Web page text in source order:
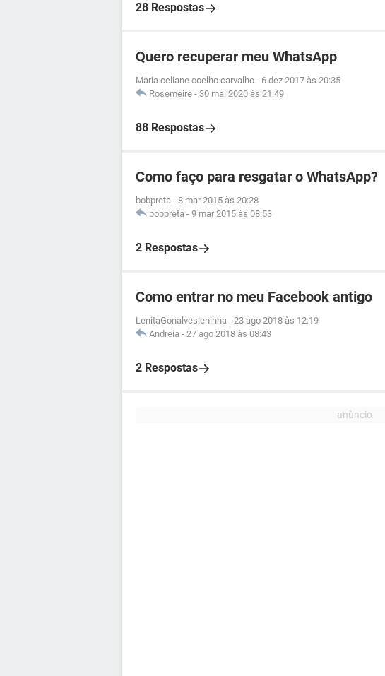
28 Respostas
Quero recuperar meu WhatsApp
Maria celiane coelho carvalho - 6 dez 2017 às 20:35
Rosemeire - 30 mai 2020 às 21:49
88 Respostas
Como faço para resgatar o WhatsApp?
bobpreta - 8 mar 2015 às 20:28
bobpreta - 9 mar 2015 às 08:53
2 Respostas
Como entrar no meu Facebook antigo
LenitaGonalvesleninha - 23 ago 2018 às 12:19
Andreia - 27 ago 2018 às 08:43
2 Respostas